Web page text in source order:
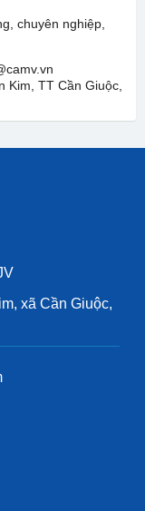
chuyên nghiệp,
Kim, TT Cần Giuộc,
xã Cần Giuộc,